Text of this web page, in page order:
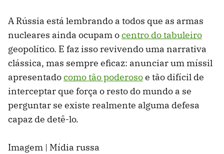
A Rússia está lembrando a todos que as armas
nucleares ainda ocupam ocentro do tabuleiro
geopolítico. E faz isso revivendo uma narrativa
clássica, mas sempre eficaz: anunciar um míssil
apresentadocomo tão poderosoe tão difícil de
interceptar que força o resto do mundo a se
perguntar se existe realmente alguma defesa
capaz de detê-lo.
Imagem | Mídia russa